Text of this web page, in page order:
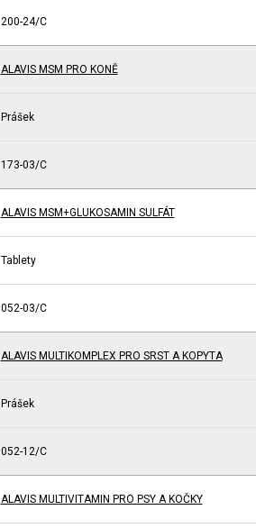
200-24/C
ALAVIS MSM PRO KONĚ
Prášek
173-03/C
ALAVIS MSM+GLUKOSAMIN SULFÁT
Tablety
052-03/C
ALAVIS MULTIKOMPLEX PRO SRST A KOPYTA
Prášek
052-12/C
ALAVIS MULTIVITAMIN PRO PSY A KOČKY